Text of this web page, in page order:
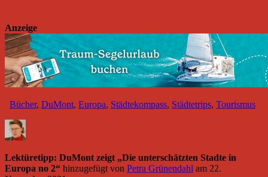
Anzeige
Bücher, DuMont, Europa, Städtekompass, Städtetrips, Tourismus
Lektüretipp: DuMont zeigt „Die unterschätzten Stadte in
Europa no 2“ hinzugefügt von Petra Grünendahl am 22.